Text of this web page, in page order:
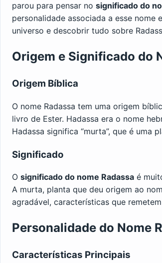
parou para pensar nosignificado do
personalidade associada a esse nome
universo e descobrir tudo sobre
Origem e Significado do
Origem Bíblica
O nome Radassa tem uma origem
livro de Ester. Hadassa era o nome
Hadassa significa “murta”, que é uma
Significado
Osignificado do nome Radassa é
A murta, planta que deu origem ao
agradável, características que
Personalidade do Nome
Características Principais